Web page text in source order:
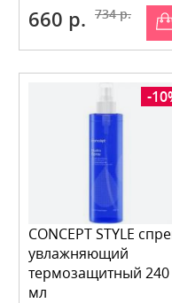
660 р. 734 р.
-
CONCEPT STYLE
увлажняющий
термозащитный 240
мл